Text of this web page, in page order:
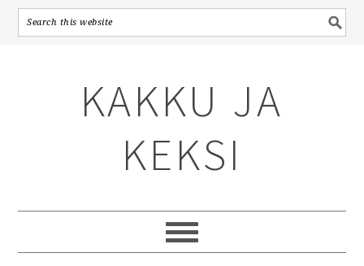
KAKKU JA
KEKSI